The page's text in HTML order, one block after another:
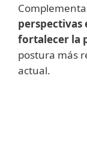
perspectivas
fortalecer la
postura más
actual.